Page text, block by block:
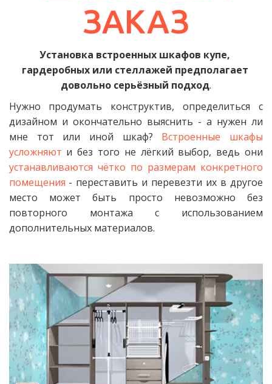
ЗАКАЗ
Установка встроенных шкафов купе,
гардеробных или стеллажей предполагает
довольно серьёзный подход.
Нужно продумать конструктив, определиться с
дизайном и окончательно выяснить - а нужен ли
мне тот или иной шкаф? Встроенные шкафы
усложняют и без того не лёгкий выбор, ведь они
устанавливаются чётко по размерам конкретного
помещения - переставить и перевезти их в другое
место может быть просто невозможно без
повторного монтажа с использованием
дополнительных материалов.